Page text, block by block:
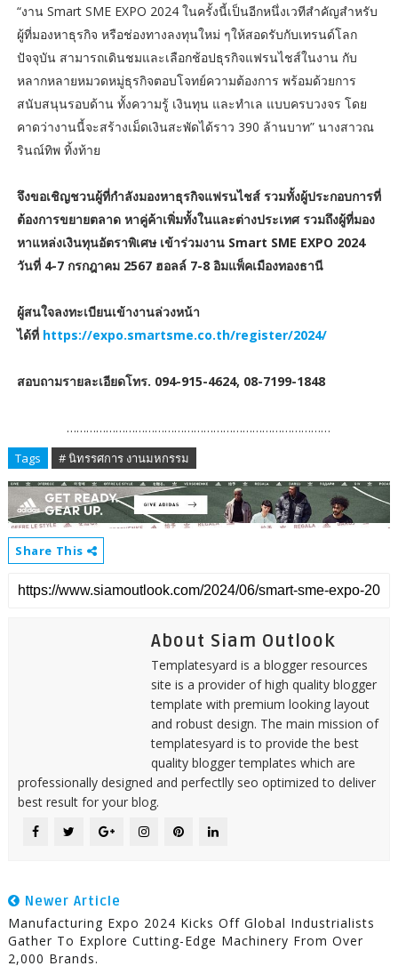
“งาน Smart SME EXPO 2024 ในครั้งนี้เป็นอีกหนึ่งเวทีสำคัญสำหรับ
ผู้ที่มองหาธุรกิจ หรือช่องทางลงทุนใหม่ ๆให้สอดรับกับเทรนด์โลก
ปัจจุบัน สามารถเดินชมและเลือกช้อปธุรกิจแฟรนไชส์ในงาน กับ
หลากหลายหมวดหมู่ธุรกิจตอบโจทย์ความต้องการ พร้อมด้วยการ
สนับสนุนรอบด้าน ทั้งความรู้ เงินทุน และทำเล แบบครบวงจร โดย
คาดว่างานนี้จะสร้างเม็ดเงินสะพัดได้ราว 390 ล้านบาท” นางสาวณ
รินณ์ทิพ ทิ้งท้าย
จึงขอเชิญชวนผู้ที่กำลังมองหาธุรกิจแฟรนไชส์ รวมทั้งผู้ประกอบการที่
ต้องการขยายตลาด หาคู่ค้าเพิ่มทั้งในและต่างประเทศ รวมถึงผู้ที่มอง
หาแหล่งเงินทุนอัตราพิเศษ เข้าร่วมงาน Smart SME EXPO 2024
วันที่ 4-7 กรกฎาคม 2567 ฮอลล์ 7-8 อิมแพ็คเมืองทองธานี
ผู้สนใจลงทะเบียนเข้างานล่วงหน้า
ได้ที่ https://expo.smartsme.co.th/register/2024/
สอบถามรายละเอียดโทร. 094-915-4624, 08-7199-1848
………………………………………………………………………
Tags # นิทรรศการ งานมหกรรม
Share This
About Siam Outlook
Templatesyard is a blogger resources
site is a provider of high quality blogger
template with premium looking layout
and robust design. The main mission of
templatesyard is to provide the best
quality blogger templates which are
professionally designed and perfectlly seo optimized to deliver
best result for your blog.
Newer Article
Manufacturing Expo 2024 Kicks Off Global Industrialists
Gather To Explore Cutting-Edge Machinery From Over
2,000 Brands.